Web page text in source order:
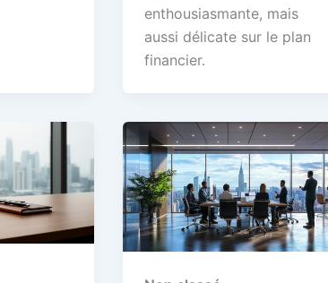
enthousiasmante, mais
aussi délicate sur le plan
financier.